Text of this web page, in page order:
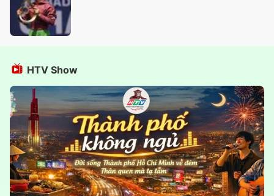
HTV Show